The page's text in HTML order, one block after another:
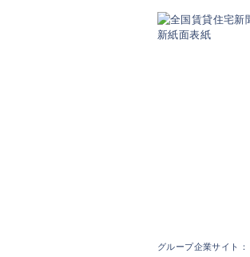
グループ企業サイト：